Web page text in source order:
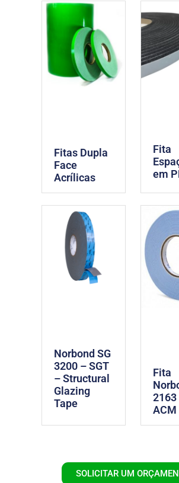
Fitas Dupla
Face
Acrílicas
Fita
em
Norbond SG
3200 – SGT
– Structural
Glazing
Tape
Fita
2163
ACM
SOLICITAR UM